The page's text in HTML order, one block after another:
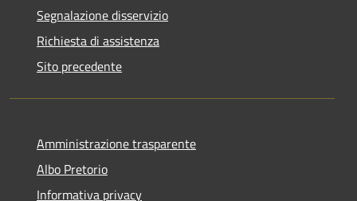
Segnalazione disservizio
Richiesta di assistenza
Sito precedente
Amministrazione trasparente
Albo Pretorio
Informativa privacy